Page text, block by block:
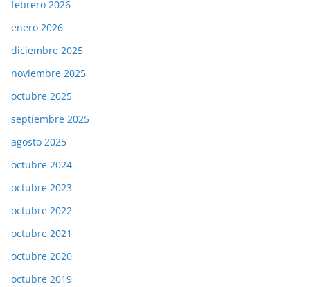
febrero 2026
enero 2026
diciembre 2025
noviembre 2025
octubre 2025
septiembre 2025
agosto 2025
octubre 2024
octubre 2023
octubre 2022
octubre 2021
octubre 2020
octubre 2019